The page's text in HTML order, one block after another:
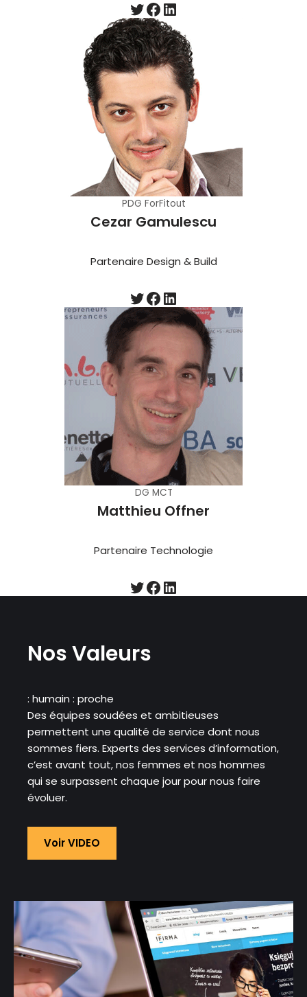
PDG ForFitout
Cezar Gamulescu
Partenaire Design & Build
DG MCT
Matthieu Offner
Partenaire Technologie
Nos Valeurs
: humain : proche
Des équipes soudées et ambitieuses
permettent une qualité de service dont nous
sommes fiers. Experts des services d’information,
c’est avant tout, nos femmes et nos hommes
qui se surpassent chaque jour pour nous faire
évoluer.
Voir VIDEO